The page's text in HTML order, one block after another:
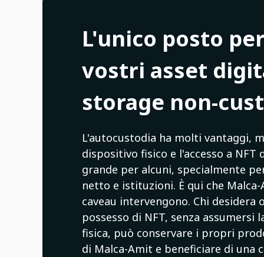
L'unico posto
vostri asset
storage non-
L'autocustodia ha molti vantaggi,
dispositivo fisico e l'accesso a
grande per alcuni, specialmente
netto e istituzioni. È qui che
caveau intervengono. Chi
possesso di NFT, senza
fisica, può conservare i propri
di Malca-Amit e beneficiare di una